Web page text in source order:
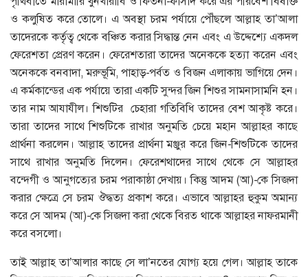
ও কলুষিত করে তোলে। এ অবস্থা চরম পর্যায়ে পৌঁছলে আল্লাহ তা’আলা
তাদেরকে কর্তৃত্ব থেকে বঞ্চিত করার সিদ্ধান্ত নেন এবং এ উদ্দেশ্যে একদল
ফেরেশতা প্রেরণ করেন। ফেরেশতারা তাদের অনেককে হত্যা করেন এবং
অনেককে বনবাদা, মরুভূমি, পাহাড়-পর্বত ও বিজন এলাকায় ভাগিয়ে দেন।
এ কর্মকান্ডের এক পর্যায়ে তারা একটি সুন্দর জিন শিশুর সামনাসামনি হন।
তার নাম আযাযীল। শিশুটির চেহারা গতিবিধি তাদের বেশ আকৃষ্ট করে।
তারা তাদের সাথে শিশুটিকে রাখার অনুমতি চেয়ে মহান আল্লাহর কাছে
প্রার্থনা করলেন। আল্লাহ তাদের প্রার্থনা মঞ্জুর করে জিন-শিশুটিকে তাদের
সাথে রাখার অনুমতি দিলেন। ফেরেশথাদের সাথে থেকে সে আল্লাহর
বন্দেগী ও আনুগত্যের চরম পরাকাষ্ঠা দেখায়। কিন্তু আদম (আ)-কে সিজদা
করার ক্ষেত্রে সে চরম ঔদ্ধত্য প্রকাশ করে। এভাবে আল্লাহর হুকুম অমান্য
করে সে আদম (আ)-কে সিজদা করা থেকে বিরত থাকে আল্লাহর নাফরমানী
করে বসলো।
তাই আল্লাহ তা’আলার কাছে সে লা’নতের যোগ্য হয়ে গেল। আল্লাহ তাকে